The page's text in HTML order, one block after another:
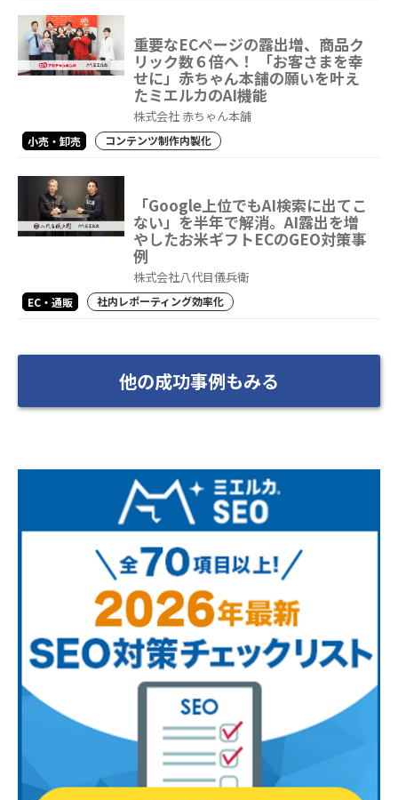
重要なECページの露出増、商品ク
リック数６倍へ！ 「お客さまを幸
せに」赤ちゃん本舗の願いを叶え
たミエルカのAI機能
株式会社 赤ちゃん本舗
小売・卸売 コンテンツ制作内製化
「Google上位でもAI検索に出てこ
ない」を半年で解消。AI露出を増
やしたお米ギフトECのGEO対策事
例
株式会社八代目儀兵衛
EC・通販 社内レポーティング効率化
他の成功事例もみる